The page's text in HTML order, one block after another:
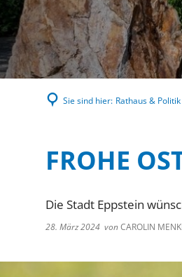
Sie sind hier: Rathaus & Politik
FROHE
Die Stadt Eppstein
28. März 2024 vonCAROLIN